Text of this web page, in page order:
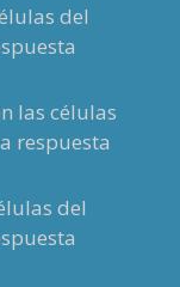
del
las células
respuesta
del